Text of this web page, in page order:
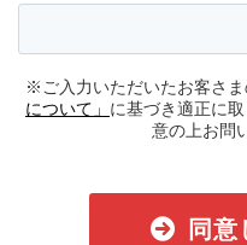
※ご入力いただいたお客さま
について」 に基づき適正に
意の上お問
同意